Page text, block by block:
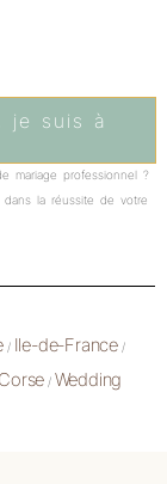
je suis à
mariage professionnel ?
dans la réussite de votre
/ Ile-de-France /
Corse / Wedding